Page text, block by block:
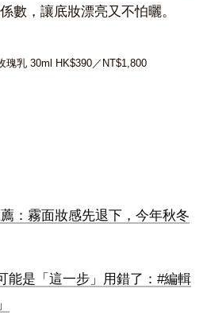
數，讓底妝漂亮又不怕曬。
瑰乳 30ml HK$390／NT$1,800
：霧面妝感先退下，今年秋冬
能是「這一步」用錯了：#編輯